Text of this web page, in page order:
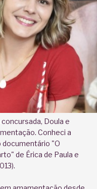
Doula e
Conheci a
documentário "O
de Érica de Paula e